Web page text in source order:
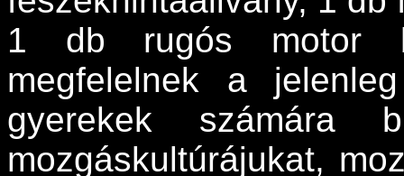
1 db rugós motor
megfelelnek a
gyerekek számára
mozgáskultúrájukat,